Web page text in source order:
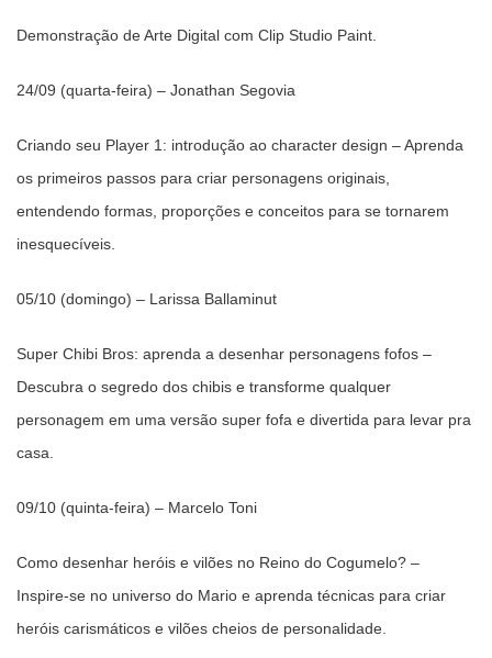
Demonstração de Arte Digital com Clip Studio Paint.
24/09 (quarta-feira) – Jonathan Segovia
Criando seu Player 1: introdução ao character design – Aprenda
os primeiros passos para criar personagens originais,
entendendo formas, proporções e conceitos para se tornarem
inesquecíveis.
05/10 (domingo) – Larissa Ballaminut
Super Chibi Bros: aprenda a desenhar personagens fofos –
Descubra o segredo dos chibis e transforme qualquer
personagem em uma versão super fofa e divertida para levar pra
casa.
09/10 (quinta-feira) – Marcelo Toni
Como desenhar heróis e vilões no Reino do Cogumelo? –
Inspire-se no universo do Mario e aprenda técnicas para criar
heróis carismáticos e vilões cheios de personalidade.